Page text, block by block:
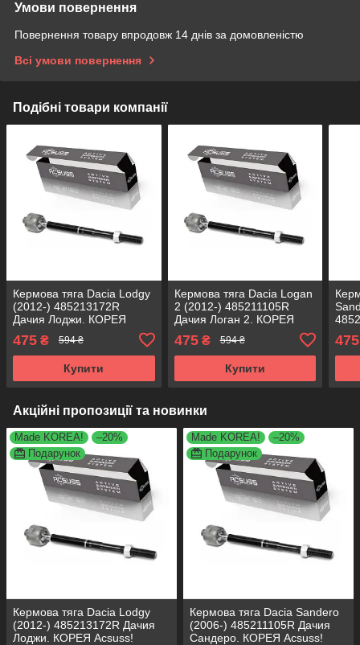
Умови повернення
Повернення товару впродовж 14 днів за домовленістю
Всі умови повернення
Подібні товари компанії
Кермова тяга Dacia Lodgy
(2012-) 485213172R
Дачия Лоджи. КОРЕЯ
475 ₴ 594 ₴
Купити
Кермова тяга Dacia Logan
2 (2012-) 485211105R
Дачия Логан 2. КОРЕЯ
475₴ 594 ₴
Купити
475
Акційні пропозиції та новинки
Made KOREA!
–20%
Подарунок
Кермова тяга Dacia Lodgy
(2012-) 485213172R Дачия
Лоджи. КОРЕЯ Acsuss!
Made KOREA!
–20%
Подарунок
Кермова тяга Dacia Sandero
(2006-) 485211105R Дачия
Сандеро. КОРЕЯ Acsuss!